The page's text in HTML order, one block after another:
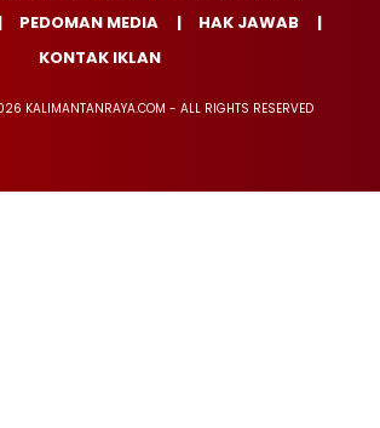
PEDOMAN MEDIA
HAK JAWAB
KONTAK IKLAN
KALIMANTANRAYA.COM - ALL RIGHTS RESERVED